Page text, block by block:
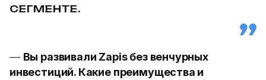
СЕГМЕНТЕ.
— Вы развивали Zapis без венчурных
инвестиций. Какие преимущества и